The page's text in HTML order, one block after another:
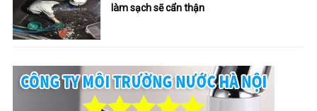
làm sạch sẽ cẩn thận